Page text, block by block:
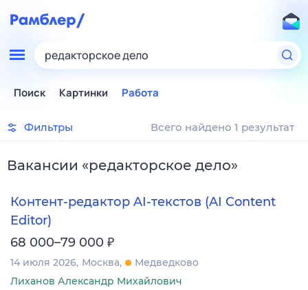
редакторское дело
Поиск Картинки Работа
Фильтры Всего найдено 1 результат
Вакансии «редакторское дело»
Контент-редактор AI-текстов (AI Content
Editor)
68 000–79 000 ₽
14 июля 2026 Москва
Медведково
Лиханов Александр Михайлович